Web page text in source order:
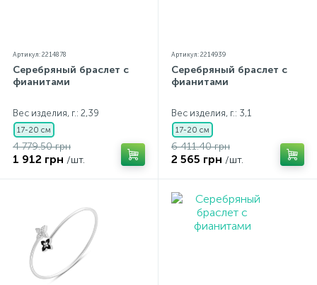
Артикул: 2214878
Серебряный браслет с
фианитами
Вес изделия, г.: 2,39
17-20 см
4 779.50 грн
1 912 грн /шт.
Артикул: 2214939
Серебряный браслет с
фианитами
Вес изделия, г.: 3,1
17-20 см
6 411.40 грн
2 565 грн /шт.